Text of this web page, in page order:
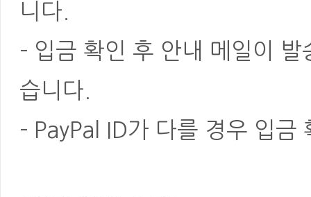
니다.
- 입금 확인 후 안내 메일이
습니다.
- PayPal ID가 다를 경우 입금